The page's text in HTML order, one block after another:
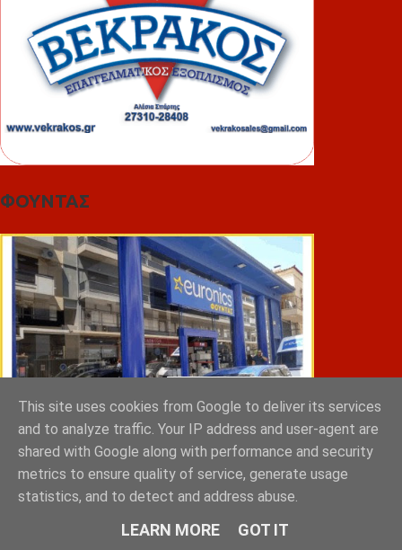
ΦΟΥΝΤΑΣ
ΣΠΥΡΑΚΗΣ ΠΑΝΑΓΙΩΤΗΣ & YIOI ΣΠΑΡΤΗ
This site uses cookies from Google to deliver its services
and to analyze traffic. Your IP address and user-agent are
shared with Google along with performance and security
metrics to ensure quality of service, generate usage
statistics, and to detect and address abuse.
LEARN MORE GOT IT